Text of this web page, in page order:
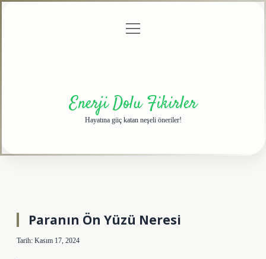
menüyü
Enerji Dolu Fikirler
Hayatına güç katan neşeli öneriler!
Paranın Ön Yüzü Neresi
Tarih: Kasım 17, 2024